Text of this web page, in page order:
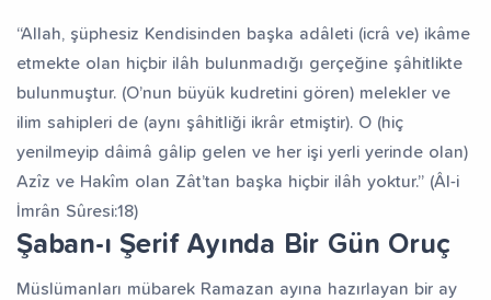
“Allah, şüphesiz Kendisinden başka adâleti (icrâ ve) ikâme
etmekte olan hiçbir ilâh bulunmadığı gerçeğine şâhitlikte
bulunmuştur. (O’nun büyük kudretini gören) melekler ve
ilim sahipleri de (aynı şâhitliği ikrâr etmiştir). O (hiç
yenilmeyip dâimâ gâlip gelen ve her işi yerli yerinde olan)
Azîz ve Hakîm olan Zât’tan başka hiçbir ilâh yoktur.” (Âl-i
İmrân Sûresi:18)
Şaban-ı Şerif Ayında Bir Gün Oruç
Müslümanları mübarek Ramazan ayına hazırlayan bir ay